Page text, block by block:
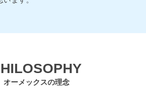
オーメックスの理念